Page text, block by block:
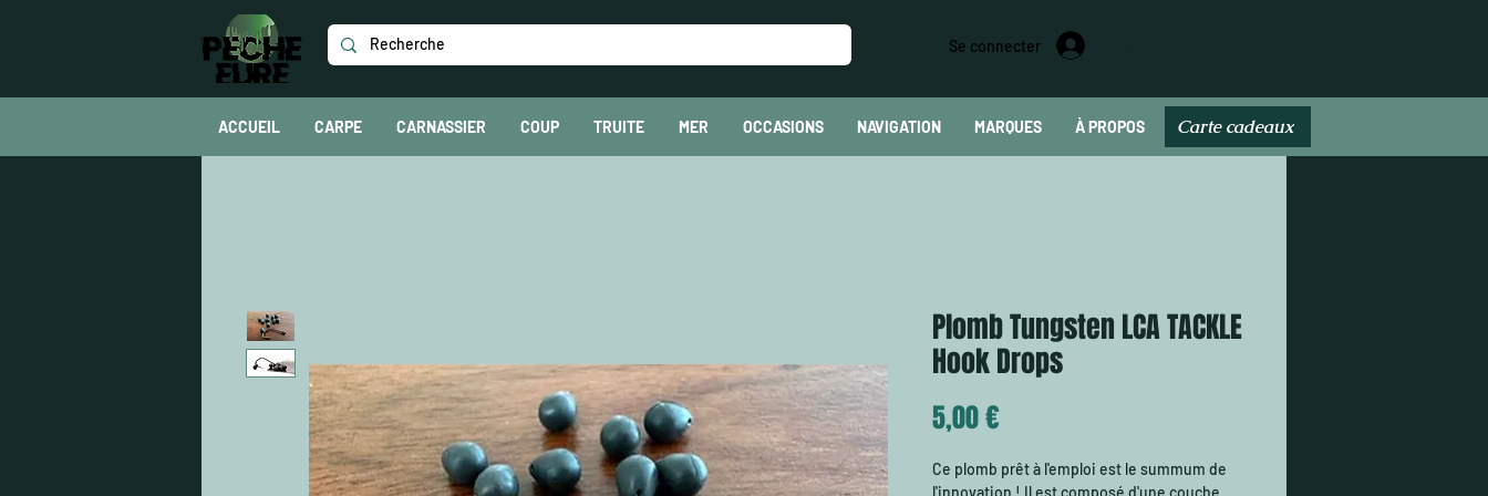
Se connecter
ACCUEIL CARPE CARNASSIER COUP TRUITE MER OCCASIONS NAVIGATION MARQUES À PROPOS Carte cadeau
Carte cadeaux
Plomb Tungsten LCA TACKLE
Hook Drops
5,00 €Prix
Ce plomb prêt à l'emploi est le summum de